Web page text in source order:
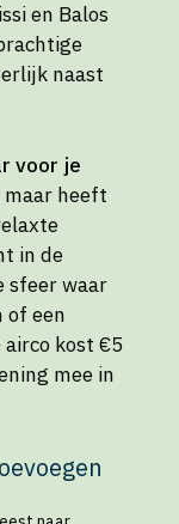
en Balos
naast
voor je
maar heeft
in de
sfeer waar
of een
kost €5
mee in